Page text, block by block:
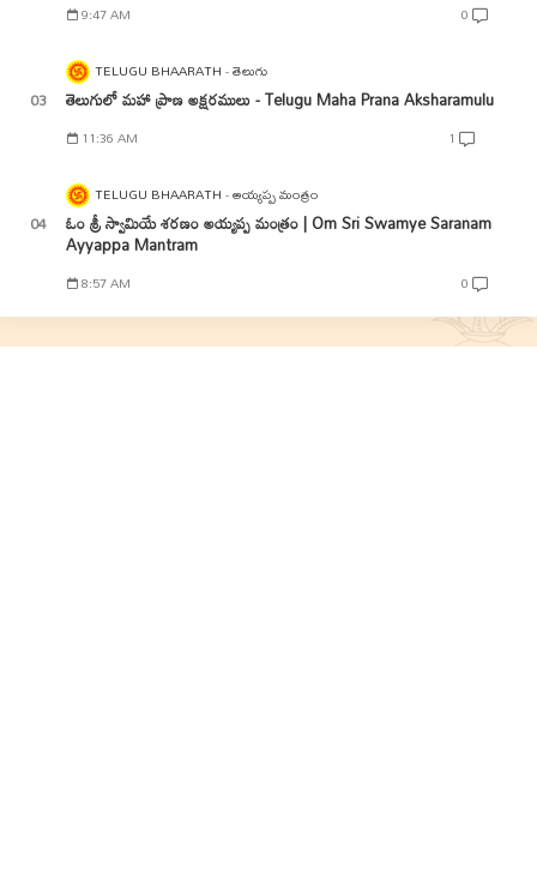
9:47 AM 0
TELUGU BHAARATH తెలుగు
తెలుగులో మహా ప్రాణ అక్షరములు - Telugu Maha Prana Aksharamulu
11:36 AM 1
TELUGU BHAARATH అయ్యప్ప మంత్రం
ఓం శ్రీ స్వామియే శరణం అయ్యప్ప మంత్రం | Om Sri Swamye Saranam
Ayyappa Mantram
8:57 AM 0